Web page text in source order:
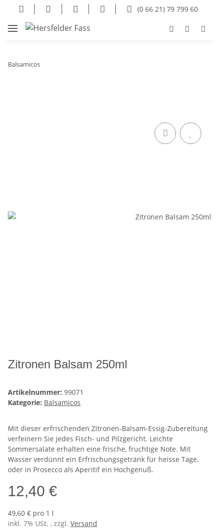
(0 66 21) 79 799 60
Balsamicos
Zitronen Balsam 250ml
Artikelnummer: 99071
Kategorie: Balsamicos
Mit dieser erfrischenden Zitronen-Balsam-Essig-Zubereitung
verfeinern Sie jedes Fisch- und Pilzgericht. Leichte
Sommersalate erhalten eine frische, fruchtige Note. Mit
Wasser verdünnt ein Erfrischungsgetränk für heisse Tage,
oder in Prosecco als Aperitif ein Hochgenuß.
12,40 €
49,60 € pro 1 l
inkl. 7% USt. , zzgl. Versand